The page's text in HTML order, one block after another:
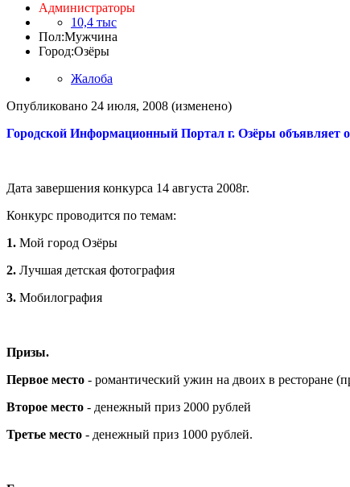
Администраторы
10,4 тыс
Пол:Мужчина
Город:Озёры
Жалоба
Опубликовано 24 июля, 2008 (изменено)
Городской Информационный Портал г. Озёры объявляет
Дата завершения конкурса 14 августа 2008г.
Конкурс проводится по темам:
1. Мой город Озёры
2. Лучшая детская фотография
3. Мобилография
Призы.
Первое место - романтический ужин на двоих в ресторане
Второе место - денежный приз 2000 рублей
Третье место - денежный приз 1000 рублей.